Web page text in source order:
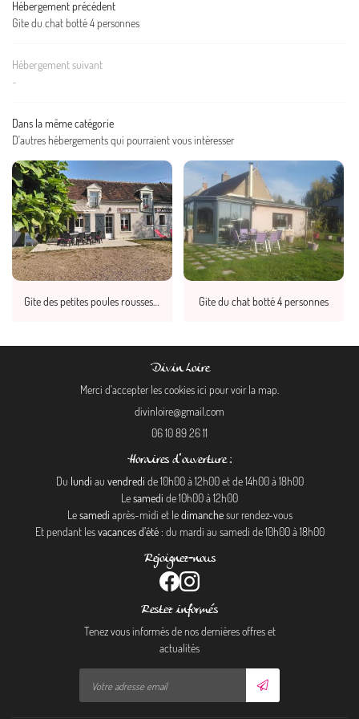
CONTACT
Hébergement précédent
Gite du chat botté 4 personnes
Hébergement suivant
-
Dans la même catégorie
D'autres hébergements qui pourraient vous intéresser
Gite des petites poules rousses 9 personnes Gite du chat botté 4 personnes
Divin Loire
Merci d'accepter les cookiesici pour voir la map.
06 10 89 26 11
Horaires d'ouverture :
Du lundi au vendredi de 10h00 à 12h00 et de 14h00 à 18h00
Lesamedi de 10h00 à 12h00
Lesamedi après-midi et ledimanchesur rendez-vous
Et pendant lesvacances d’été : du mardi au samedi de 10h00 à 18h00
Rejoignez-nous
Restez informés
Tenez vous informés de nos dernières offres et
actualités